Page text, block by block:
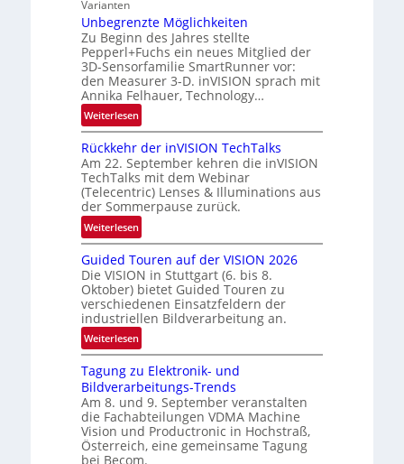
R
u
n
d
e
N
e
w
s
‘
Varianten
Unbegrenzte Möglichkeiten
Zu Beginn des Jahres stellte
Pepperl+Fuchs ein neues Mitglied der
3D-Sensorfamilie SmartRunner vor:
den Measurer 3-D. inVISION sprach mit
Annika Felhauer, Technology…
Weiterlesen:
U
n
b
e
g
r
e
z
t
e
M
ö
g
l
i
c
h
k
e
Rückkehr der inVISION TechTalks
Am 22. September kehren die inVISION
TechTalks mit dem Webinar
(Telecentric) Lenses & Illuminations aus
der Sommerpause zurück.
Weiterlesen:
R
ü
c
k
k
e
h
d
e
r
i
n
Guided Touren auf der VISION 2026
Die VISION in Stuttgart (6. bis 8.
Oktober) bietet Guided Touren zu
verschiedenen Einsatzfeldern der
industriellen Bildverarbeitung an.
Weiterlesen:
G
u
i
d
e
d
T
Tagung zu Elektronik- und
Bildverarbeitungs-Trends
Am 8. und 9. September veranstalten
die Fachabteilungen VDMA Machine
Vision und Productronic in Hochstraß,
Österreich, eine gemeinsame Tagung
bei Becom.